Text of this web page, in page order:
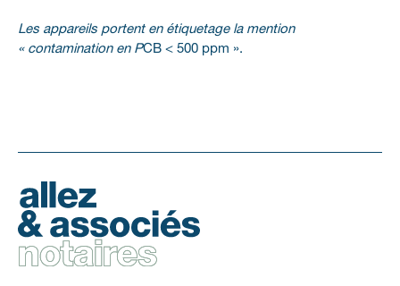
Les appareils portent en étiquetage la mention
« contamination en PCB < 500 ppm ».